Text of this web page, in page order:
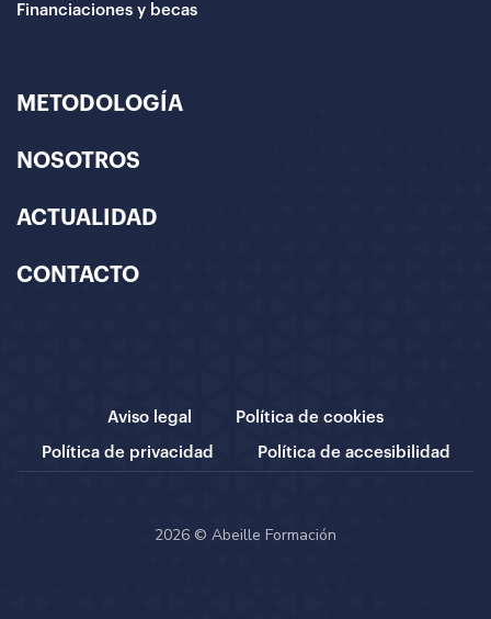
Financiaciones y becas
METODOLOGÍA
NOSOTROS
ACTUALIDAD
CONTACTO
Aviso legal Política de cookies
Política de privacidad Política de accesibilidad
2026 © Abeille Formación